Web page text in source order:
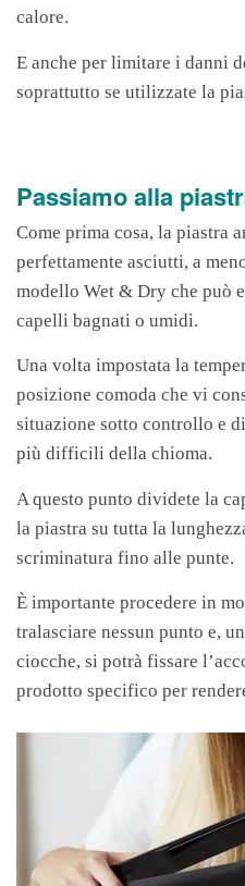
calore.
E anche per limitare i danni
soprattutto se utilizzate la
Passiamo alla
Come prima cosa, la piastra
perfettamente asciutti, a
modello Wet & Dry che può
capelli bagnati o umidi.
Una volta impostata la
posizione comoda che vi
situazione sotto controllo e
più difficili della chioma.
A questo punto dividete la
la piastra su tutta la
scriminatura fino alle punte.
È importante procedere in
tralasciare nessun punto e,
ciocche, si potrà fissare
prodotto specifico per